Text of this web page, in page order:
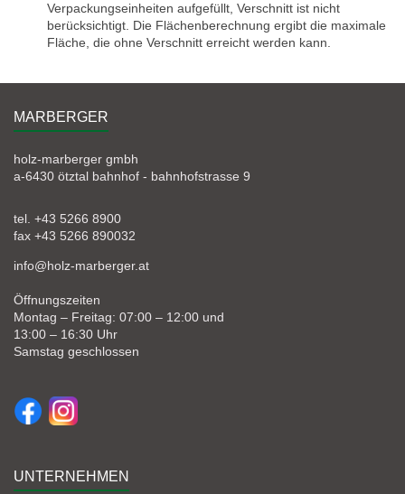
Verpackungseinheiten aufgefüllt, Verschnitt ist nicht
berücksichtigt. Die Flächenberechnung ergibt die maximale
Fläche, die ohne Verschnitt erreicht werden kann.
MARBERGER
holz-marberger gmbh
a-6430 ötztal bahnhof - bahnhofstrasse 9
tel. +43 5266 8900
fax +43 5266 890032
info@holz-marberger.at
Öffnungszeiten
Montag – Freitag: 07:00 – 12:00 und
13:00 – 16:30 Uhr
Samstag geschlossen
UNTERNEHMEN